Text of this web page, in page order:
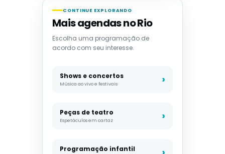
CONTINUE EXPLORANDO
Mais agendas no Rio
Escolha uma programação de
acordo com seu interesse.
Shows e concertos
Música ao vivo e festivais
Peças de teatro
Espetáculos em cartaz
Programação infantil